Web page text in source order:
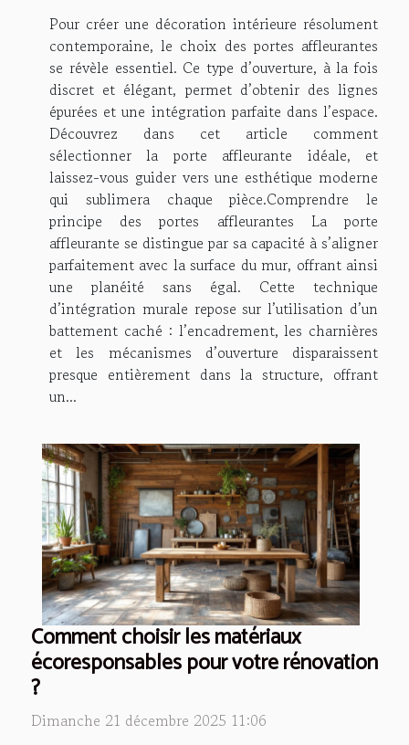
Pour créer une décoration intérieure résolument
contemporaine, le choix des portes affleurantes
se révèle essentiel. Ce type d’ouverture, à la fois
discret et élégant, permet d’obtenir des lignes
épurées et une intégration parfaite dans l’espace.
Découvrez dans cet article comment
sélectionner la porte affleurante idéale, et
laissez-vous guider vers une esthétique moderne
qui sublimera chaque pièce.Comprendre le
principe des portes affleurantes La porte
affleurante se distingue par sa capacité à s’aligner
parfaitement avec la surface du mur, offrant ainsi
une planéité sans égal. Cette technique
d’intégration murale repose sur l’utilisation d’un
battement caché : l’encadrement, les charnières
et les mécanismes d’ouverture disparaissent
presque entièrement dans la structure, offrant
un...
Comment choisir les matériaux
écoresponsables pour votre rénovation
?
Dimanche 21 décembre 2025 11:06